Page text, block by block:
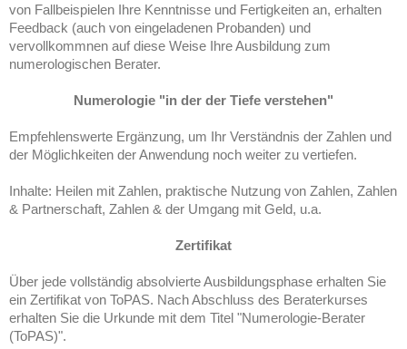
von Fallbeispielen Ihre Kenntnisse und Fertigkeiten an, erhalten
Feedback (auch von eingeladenen Probanden) und
vervollkommnen auf diese Weise Ihre Ausbildung zum
numerologischen Berater.
Numerologie "in der der Tiefe verstehen"
Empfehlenswerte Ergänzung, um Ihr Verständnis der Zahlen und
der Möglichkeiten der Anwendung noch weiter zu vertiefen.
Inhalte: Heilen mit Zahlen, praktische Nutzung von Zahlen, Zahlen
& Partnerschaft, Zahlen & der Umgang mit Geld, u.a.
Zertifikat
Über jede vollständig absolvierte Ausbildungsphase erhalten Sie
ein Zertifikat von ToPAS. Nach Abschluss des Beraterkurses
erhalten Sie die Urkunde mit dem Titel "Numerologie-Berater
(ToPAS)".